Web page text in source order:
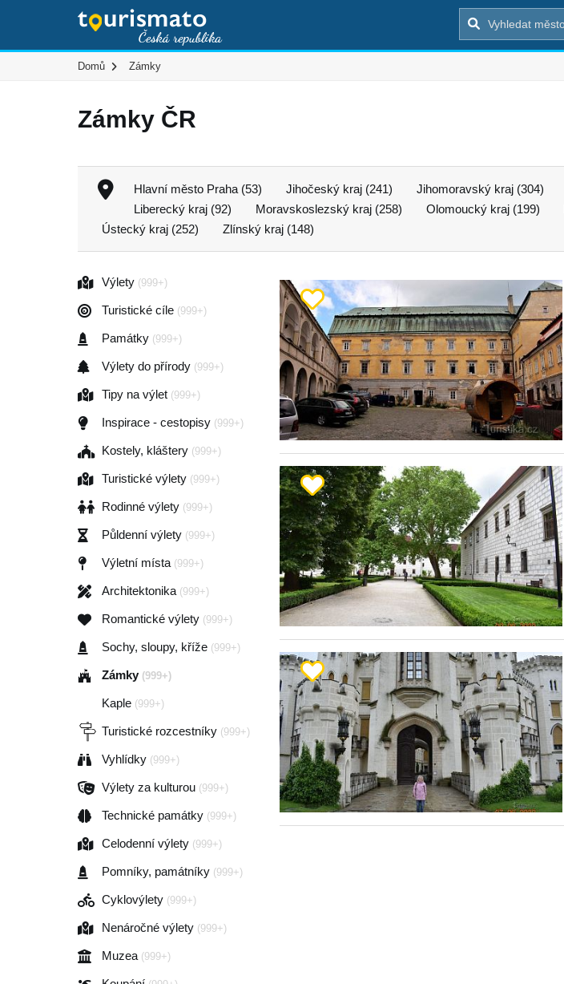
Domů Zámky
Zámky ČR
Hlavní město Praha (53) Jihočeský kraj (241) Jihomoravský kraj (304)
Liberecký kraj (92)
Moravskoslezský kraj (258) Olomoucký kraj (199)
Ústecký kraj (252)
Zlínský kraj (148)
Výlety (999+)
Turistické cíle (999+)
Památky (999+)
Výlety do přírody (999+)
Tipy na výlet (999+)
Inspirace - cestopisy (999+)
Kostely, kláštery (999+)
Turistické výlety (999+)
Rodinné výlety (999+)
Půldenní výlety (999+)
Výletní místa (999+)
Architektonika (999+)
Romantické výlety (999+)
Sochy, sloupy, kříže (999+)
Zámky (999+)
Kaple (999+)
Turistické rozcestníky (999+)
Vyhlídky (999+)
Výlety za kulturou (999+)
Technické památky (999+)
Celodenní výlety (999+)
Pomníky, památníky (999+)
Cyklovýlety (999+)
Nenáročné výlety (999+)
Muzea (999+)